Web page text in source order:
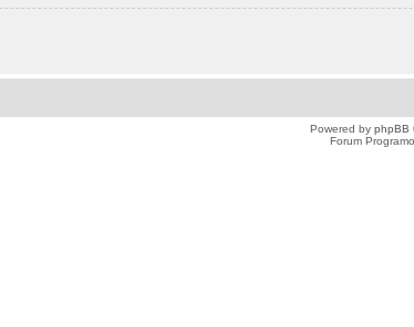
Powered by phpBB
Forum